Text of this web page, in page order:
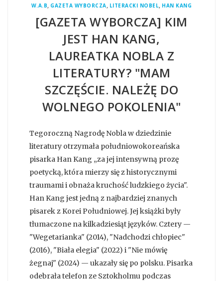
W.A.B, GAZETA WYBORCZA, LITERACKI NOBEL, HAN KANG
[GAZETA WYBORCZA] KIM
JEST HAN KANG,
LAUREATKA NOBLA Z
LITERATURY? "MAM
SZCZĘŚCIE. NALEŻĘ DO
WOLNEGO POKOLENIA"
Tegoroczną Nagrodę Nobla w dziedzinie
literatury otrzymała południowokoreańska
pisarka Han Kang „za jej intensywną prozę
poetycką, która mierzy się z historycznymi
traumami i obnaża kruchość ludzkiego życia".
Han Kang jest jedną z najbardziej znanych
pisarek z Korei Południowej. Jej książki były
tłumaczone na kilkadziesiąt języków. Cztery —
"Wegetarianka" (2014), "Nadchodzi chłopiec"
(2016), "Biała elegia" (2022) i "Nie mówię
żegnaj" (2024) — ukazały się po polsku. Pisarka
odebrała telefon ze Sztokholmu podczas